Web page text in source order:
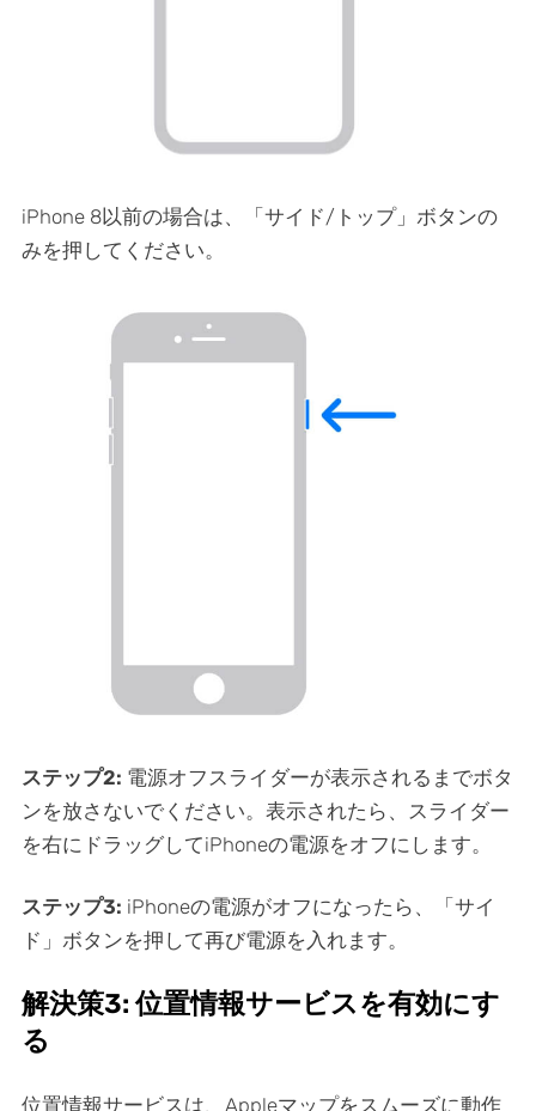
iPhone 8以前の場合は、「サイド/トップ」ボタンの
みを押してください。
ステップ2: 電源オフスライダーが表示されるまでボタ
ンを放さないでください。表示されたら、スライダー
を右にドラッグしてiPhoneの電源をオフにします。
ステップ3: iPhoneの電源がオフになったら、「サイ
ド」ボタンを押して再び電源を入れます。
解決策3: 位置情報サービスを有効にす
る
位置情報サービスは、Appleマップをスムーズに動作